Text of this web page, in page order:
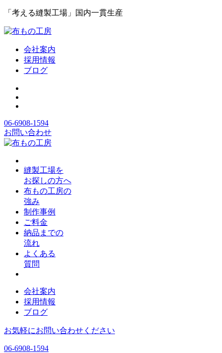
「考える縫製工場」国内一貫生産
会社案内
採用情報
ブログ
06-6908-1594
お問い合わせ
縫製工場を
お探しの方へ
布もの工房の
強み
制作事例
ご料金
納品までの
流れ
よくある
質問
会社案内
採用情報
ブログ
お気軽にお問い合わせください
06-6908-1594